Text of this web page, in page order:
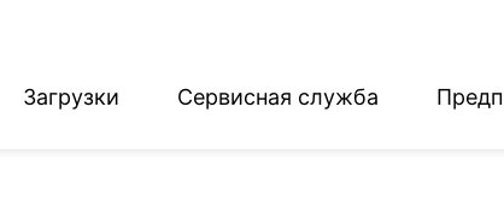
Загрузки Сервисная служба